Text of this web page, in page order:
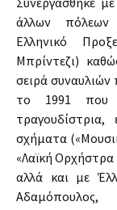
άλλων πόλεων
Ελληνικό
Μπρίντεζι)
σειρά συναυλιών
το 1991 που
σχήματα
«Λαϊκή
αλλά και με